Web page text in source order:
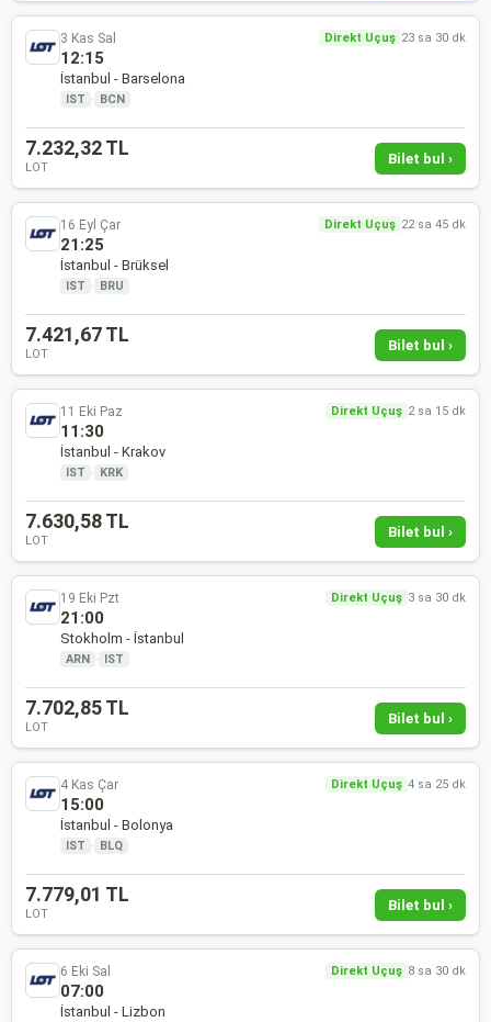
3 Kas Sal Direkt Uçuş 23 sa 30 dk
12:15
İstanbul - Barselona
IST · BCN
7.232,32 TL
LOT
Bilet bul ›
16 Eyl Çar Direkt Uçuş 22 sa 45 dk
21:25
İstanbul - Brüksel
IST · BRU
7.421,67 TL
LOT
Bilet bul ›
11 Eki Paz Direkt Uçuş 2 sa 15 dk
11:30
İstanbul - Krakov
IST · KRK
7.630,58 TL
LOT
Bilet bul ›
19 Eki Pzt Direkt Uçuş 3 sa 30 dk
21:00
Stokholm - İstanbul
ARN · IST
7.702,85 TL
LOT
Bilet bul ›
4 Kas Çar Direkt Uçuş 4 sa 25 dk
15:00
İstanbul - Bolonya
IST · BLQ
7.779,01 TL
LOT
Bilet bul ›
6 Eki Sal Direkt Uçuş 8 sa 30 dk
07:00
İstanbul - Lizbon